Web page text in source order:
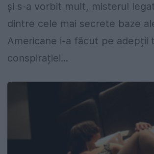
și s-a vorbit mult, misterul
dintre cele mai secrete baze
Americane i-a făcut pe adepții
conspirației...